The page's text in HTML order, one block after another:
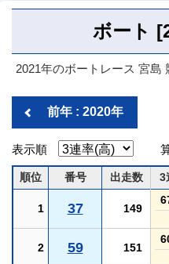
ボート
2021年のボートレース 宮島
前年 : 2020年
表示順
順位 番号 出走数 3
1 37 149
2 59 151